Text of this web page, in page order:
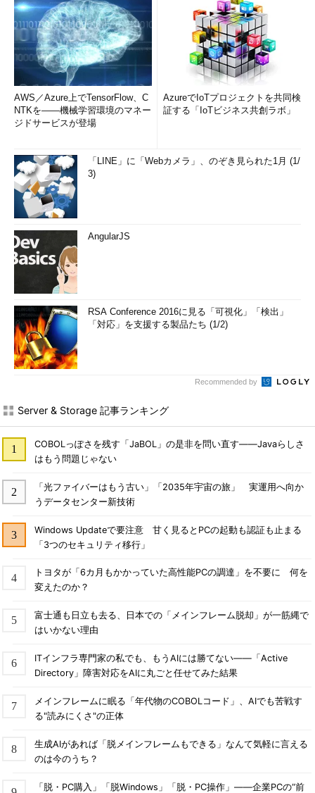
AWS／Azure上でTensorFlow、C
NTKを――機械学習環境のマネー
ジドサービスが登場
AzureでIoTプロジェクトを共同検
証する「IoTビジネス共創ラボ」
「LINE」に「Webカメラ」、のぞき見られた1月 (1/
3)
AngularJS
RSA Conference 2016に見る「可視化」「検出」
「対応」を支援する製品たち (1/2)
Recommended by
Server & Storage 記事ランキング
COBOLっぽさを残す「JaBOL」の是非を問い直す――Javaらしさ
はもう問題じゃない
「光ファイバーはもう古い」「2035年宇宙の旅」 実運用へ向か
うデータセンター新技術
Windows Updateで要注意 甘く見るとPCの起動も認証も止まる
「3つのセキュリティ移行」
トヨタが「6カ月もかかっていた高性能PCの調達」を不要に 何を
変えたのか？
富士通も日立も去る、日本での「メインフレーム脱却」が一筋縄で
はいかない理由
ITインフラ専門家の私でも、もうAIには勝てない――「Active
Directory」障害対応をAIに丸ごと任せてみた結果
メインフレームに眠る「年代物のCOBOLコード」、AIでも苦戦す
る"読みにくさ"の正体
生成AIがあれば「脱メインフレームもできる」なんて気軽に言える
のは今のうち？
「脱・PC購入」「脱Windows」「脱・PC操作」――企業PCの“前